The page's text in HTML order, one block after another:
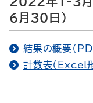
6月30日）
結果の概要（
計数表（Excel